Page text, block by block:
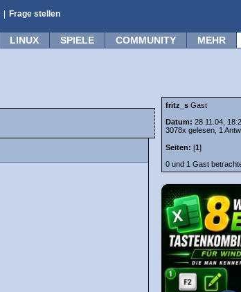
Frage stellen
LINUX SPIELE COMMUNITY MEHR
fritz_s Gast
Datum: 28.11.04,
3078x gelesen, 1
Seiten: [1]
0 und 1 Gast